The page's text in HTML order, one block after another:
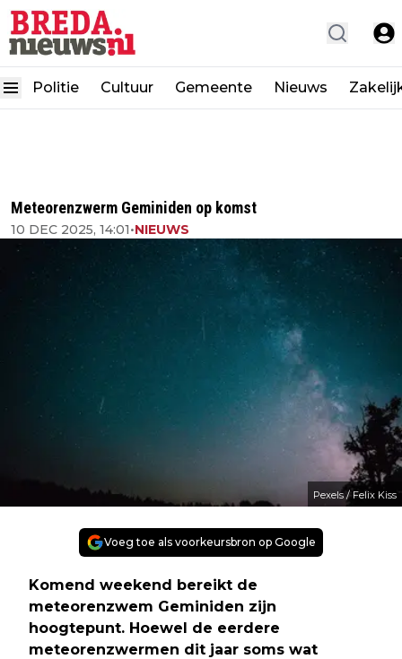
Politie Cultuur Gemeente Nieuws
Meteorenzwerm Geminiden op komst
10 DEC 2025, 14:01•NIEUWS
Pexels / Felix Kiss
Voeg toe als voorkeursbron op Google
Komend weekend bereikt de
meteorenzwem Geminiden zijn
hoogtepunt. Hoewel de eerdere
meteorenzwermen dit jaar soms wat